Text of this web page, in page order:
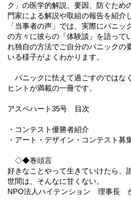
ク」の医学的解説、要因、防ぐため
門家による解説や取組の報告を紹介
「当事者の声」では、実際にパニッ
の方々に彼らの「体験談」を語って
れ独自の方法でご自分のパニックの
いる様子がよくわかります。
パニックに怯えて過ごすのではな
ヒントが満載の一冊です。
アスペハート35号 目次
・コンテスト優勝者紹介
・アート・デザイン・コンテスト募
◇◆巻頭言
好きなことやって生きていけたら、
世間は、そんなに甘くない。
NPO法人ハイテンション 理事